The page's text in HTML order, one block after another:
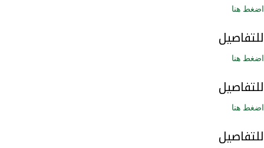
اضغط هنا
للتفاصيل
اضغط هنا
للتفاصيل
اضغط هنا
للتفاصيل